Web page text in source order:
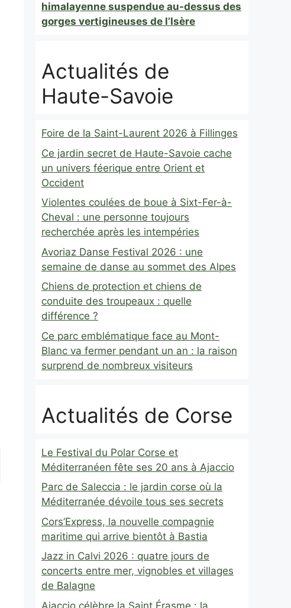
himalayenne suspendue au-dessus des
gorges vertigineuses de l’Isère
Actualités de
Haute-Savoie
Foire de la Saint-Laurent 2026 à Fillinges
Ce jardin secret de Haute-Savoie cache
un univers féerique entre Orient et
Occident
Violentes coulées de boue à Sixt-Fer-à-
Cheval : une personne toujours
recherchée après les intempéries
Avoriaz Danse Festival 2026 : une
semaine de danse au sommet des Alpes
Chiens de protection et chiens de
conduite des troupeaux : quelle
différence ?
Ce parc emblématique face au Mont-
Blanc va fermer pendant un an : la raison
surprend de nombreux visiteurs
Actualités de Corse
Le Festival du Polar Corse et
Méditerranéen fête ses 20 ans à Ajaccio
Parc de Saleccia : le jardin corse où la
Méditerranée dévoile tous ses secrets
Cors’Express, la nouvelle compagnie
maritime qui arrive bientôt à Bastia
Jazz in Calvi 2026 : quatre jours de
concerts entre mer, vignobles et villages
de Balagne
Ajaccio célèbre la Saint Érasme : la